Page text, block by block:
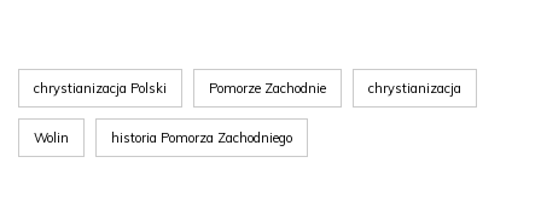
chrystianizacja Polski Pomorze Zachodnie chrystianizacja
Wolin historia Pomorza Zachodniego